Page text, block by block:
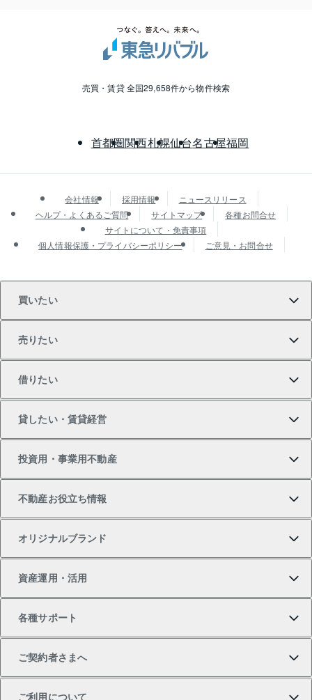
売買・賃貸 全国29,658件から物件検索
首都圏関西札幌仙台名古屋福岡
会社情報 採用情報
ニュースリリース
ヘルプ・よくあるご質問
サイトマップ
各種お問合せ
サイトについて・免責事項
個人情報保護・プライバシーポリシー
ご意見・お問合せ
買いたい
新築・分譲マンションの購入
中古マンションの購入
売りたい
マンションの売却・査定
一戸建ての売却・査定
借りたい
借りたいTOP
物件を借りる
貸したい・賃貸経営
貸したいTOP
投資用・事業用不動産
不動産お役立ち情報
オリジナルブランド
一棟リノベーションマンション L`GENTE（ルジェン
テ）
資産運用・活用
各種サポート
ご契約者さまへ
ご利用について